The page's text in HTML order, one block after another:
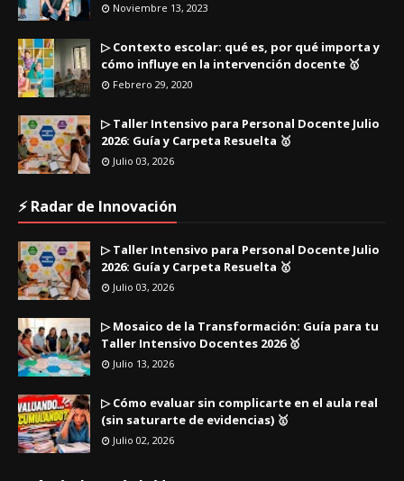
Noviembre 13, 2023
▷ Contexto escolar: qué es, por qué importa y
cómo influye en la intervención docente 🥇
Febrero 29, 2020
▷ Taller Intensivo para Personal Docente Julio
2026: Guía y Carpeta Resuelta 🥇
Julio 03, 2026
⚡ Radar de Innovación
▷ Taller Intensivo para Personal Docente Julio
2026: Guía y Carpeta Resuelta 🥇
Julio 03, 2026
▷ Mosaico de la Transformación: Guía para tu
Taller Intensivo Docentes 2026 🥇
Julio 13, 2026
▷ Cómo evaluar sin complicarte en el aula real
(sin saturarte de evidencias) 🥇
Julio 02, 2026